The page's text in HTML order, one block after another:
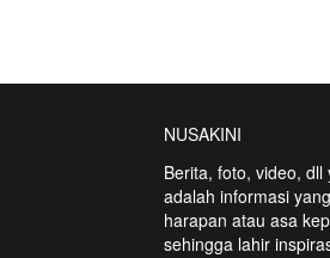
NUSAKINI
Berita, foto, video, dll
adalah informasi
harapan atau asa
sehingga lahir